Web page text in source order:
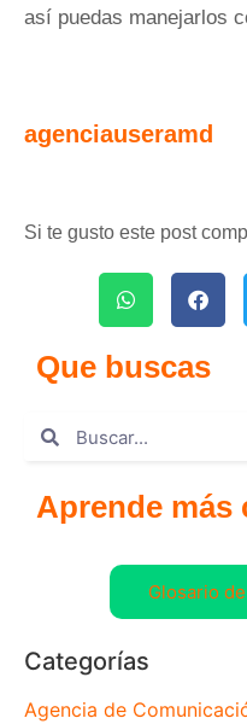
así puedas manejarlos
agenciauseramd
Si te gusto este post
Que buscas
Aprende más
Glosario
Categorías
Agencia de